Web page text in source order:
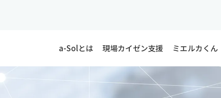
a-Solとは 現場カイゼン支援 ミエルカくん